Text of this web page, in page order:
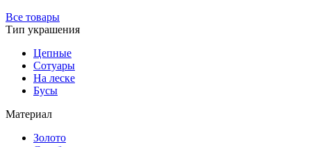
Все товары
Тип украшения
Цепные
Сотуары
На леске
Бусы
Материал
Золото